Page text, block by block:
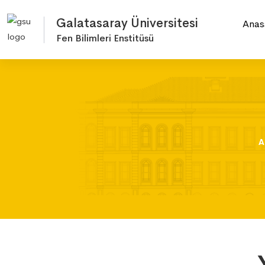
Galatasaray Üniversitesi
Fen Bilimleri Enstitüsü